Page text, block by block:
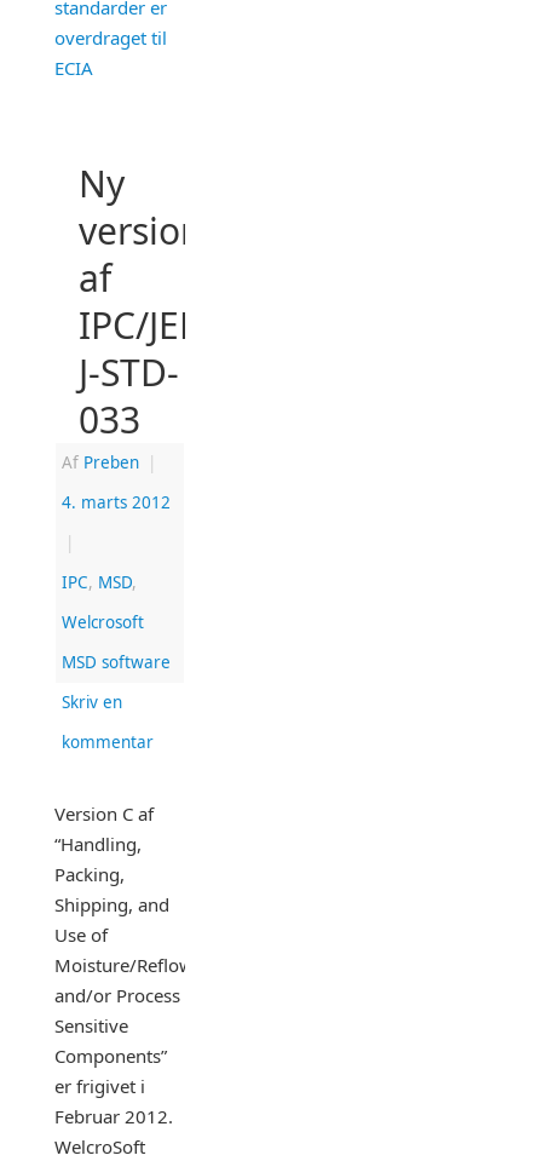
standarder er
overdraget til
ECIA
Ny
version
af
IPC/JEDEC
J-STD-
033
Af Preben
4. marts 2012
IPC, MSD,
Welcrosoft
MSD software
Skriv en
kommentar
Version C af
“Handling,
Packing,
Shipping, and
Use of
Moisture/Reflow
and/or Process
Sensitive
Components”
er frigivet i
Februar 2012.
WelcroSoft